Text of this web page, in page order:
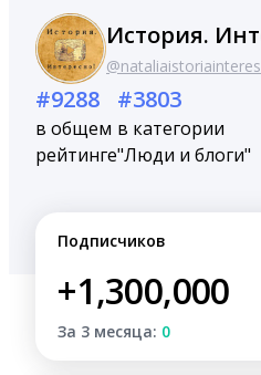
История.
#9288
в общем
рейтинге
#3803
в категории
"Люди и блоги"
Подписчиков
+1,300,000
За 3 месяца: 0